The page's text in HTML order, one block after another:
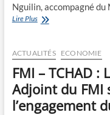
Nguilin, accompagné
Lire PlusTchad–
Échanges
entre
le
Ministre
d’Etat
et
ACTUALITÉS ECONOMIE
FMI – TCHAD :
Adjoint du FMI
l’engagement